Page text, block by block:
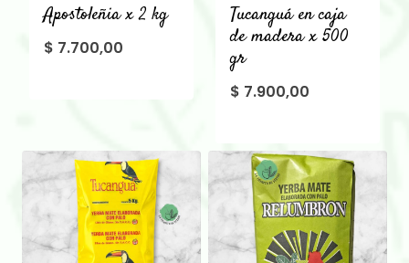
Apostoleñia x 2 kg
$ 7.700,00
Tucanguá en caja
de madera x 500
gr
$ 7.900,00